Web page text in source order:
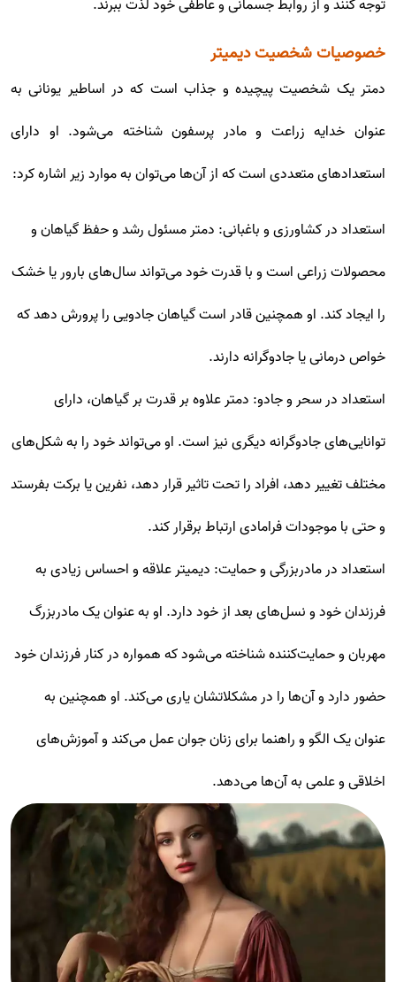
توجه کنند و از روابط جسمانی و عاطفی خود لذت ببرند.
خصوصیات شخصیت دیمیتر
دمتر یک شخصیت پیچیده و جذاب است که در اساطیر یونانی به
عنوان خدایه زراعت و مادر پرسفون شناخته می‌شود. او دارای
استعدادهای متعددی است که از آن‌ها می‌توان به موارد زیر اشاره کرد:
استعداد در کشاورزی و باغبانی: دمتر مسئول رشد و حفظ گیاهان و
محصولات زراعی است و با قدرت خود می‌تواند سال‌های بارور یا خشک
را ایجاد کند. او همچنین قادر است گیاهان جادویی را پرورش دهد که
خواص درمانی یا جادوگرانه دارند.
استعداد در سحر و جادو: دمتر علاوه بر قدرت بر گیاهان، دارای
توانایی‌های جادوگرانه دیگری نیز است. او می‌تواند خود را به شکل‌های
مختلف تغییر دهد، افراد را تحت تاثیر قرار دهد، نفرین یا برکت بفرستد
و حتی با موجودات فرامادی ارتباط برقرار کند.
استعداد در مادربزرگی و حمایت: دیمیتر علاقه و احساس زیادی به
فرزندان خود و نسل‌های بعد از خود دارد. او به عنوان یک مادربزرگ
مهربان و حمایت‌کننده شناخته می‌شود که همواره در کنار فرزندان خود
حضور دارد و آن‌ها را در مشکلاتشان یاری می‌کند. او همچنین به
عنوان یک الگو و راهنما برای زنان جوان عمل می‌کند و آموزش‌های
اخلاقی و علمی به آن‌ها می‌دهد.